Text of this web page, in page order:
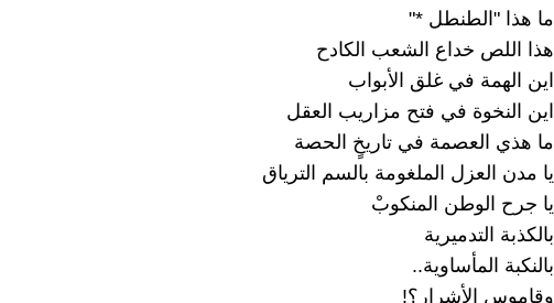
ما هذا "الطنطل *"
هذا اللص خداع الشعب الكادح
اين الهمة في غلق الأبواب
اين النخوة في فتح مزاريب العقل
ما هذي العصمة في تاريخٍ الحصة
يا مدن العزل الملغومة بالسم الترياق
يا جرح الوطن المنكوبْ
بالكذبة التدميرية
بالنكبة المأساوية..
وقاموس الأشرار؟!